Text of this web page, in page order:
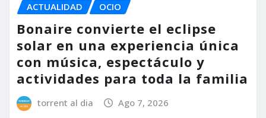
ACTUALIDAD OCIO
Bonaire convierte el eclipse
solar en una experiencia única
con música, espectáculo y
actividades para toda la familia
torrent al dia Ago 7, 2026